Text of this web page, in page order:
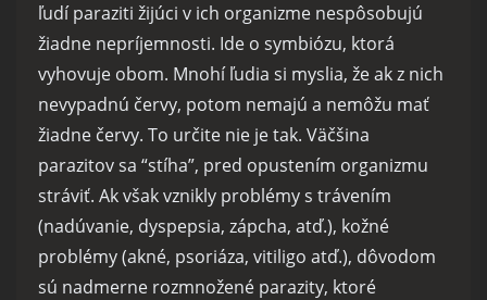
ľudí paraziti žijúci v ich organizme nespôsobujú
žiadne nepríjemnosti. Ide o symbiózu, ktorá
vyhovuje obom. Mnohí ľudia si myslia, že ak z nich
nevypadnú červy, potom nemajú a nemôžu mať
žiadne červy. To určite nie je tak. Väčšina
parazitov sa “stíha”, pred opustením organizmu
stráviť. Ak však vznikly problémy s trávením
(nadúvanie, dyspepsia, zápcha, atď.), kožné
problémy (akné, psoriáza, vitiligo atď.), dôvodom
sú nadmerne rozmnožené parazity, ktoré